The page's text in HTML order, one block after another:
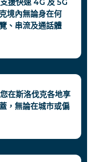
援快速 4G 及 5G
境內無論身在何
、串流及通話體
在斯洛伐克各地享
，無論在城市或偏